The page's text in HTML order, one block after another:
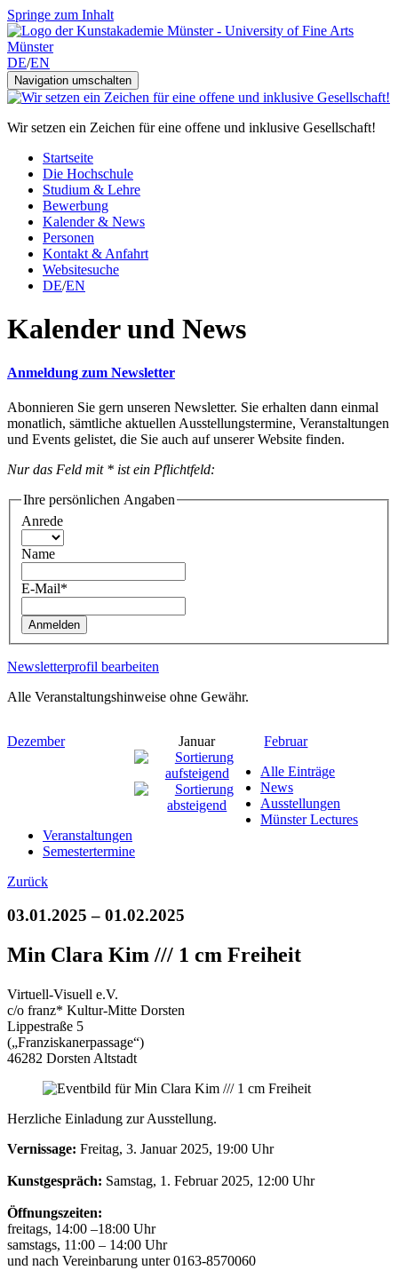
Springe zum Inhalt
DE/EN
Navigation umschalten
Wir setzen ein Zeichen für eine offene und inklusive Gesellschaft!
Startseite
Die Hochschule
Studium & Lehre
Bewerbung
Kalender & News
Personen
Kontakt & Anfahrt
Websitesuche
DE/EN
Kalender und News
Anmeldung zum Newsletter
Abonnieren Sie gern unseren Newsletter. Sie erhalten dann einmal
monatlich, sämtliche aktuellen Ausstellungstermine, Veranstaltungen
und Events gelistet, die Sie auch auf unserer Website finden.
Nur das Feld mit * ist ein Pflichtfeld:
Ihre persönlichen Angaben
Anrede
Name
E-Mail*
Anmelden
Newsletterprofil bearbeiten
Alle Veranstaltungshinweise ohne Gewähr.
Dezember Januar
Februar
Alle Einträge
News
Ausstellungen
Münster Lectures
Veranstaltungen
Semestertermine
Zurück
03.01.2025 – 01.02.2025
Min Clara Kim /// 1 cm Freiheit
Virtuell-Visuell e.V.
c/o franz* Kultur-Mitte Dorsten
Lippestraße 5
(„Franziskanerpassage“)
46282 Dorsten Altstadt
Herzliche Einladung zur Ausstellung.
Vernissage: Freitag, 3. Januar 2025, 19:00 Uhr
Kunstgespräch: Samstag, 1. Februar 2025, 12:00 Uhr
Öffnungszeiten:
freitags, 14:00 –18:00 Uhr
samstags, 11:00 – 14:00 Uhr
und nach Vereinbarung unter 0163-8570060